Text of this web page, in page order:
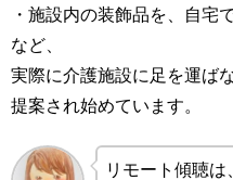
・施設内の装飾品を、自宅
など、
実際に介護施設に足を運ば
提案され始めています。
リモート傾聴